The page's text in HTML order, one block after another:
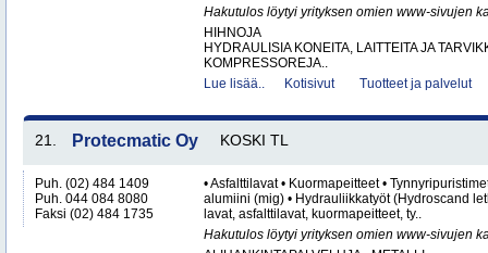
Hakutulos löytyi yrityksen omien www-sivujen
HIHNOJA
HYDRAULISIA KONEITA, LAITTEITA JA
KOMPRESSOREJA..
Lue lisää..
Kotisivut Tuotteet ja palvelut
21. Protecmatic Oy KOSKI TL
Puh. (02) 484 1409
Puh. 044 084 8080
Faksi (02) 484 1735
• Asfalttilavat • Kuormapeitteet •
alumiini (mig) • Hydrauliikkatyöt (Hydroscand
lavat, asfalttilavat, kuormapeitteet, ty..
Hakutulos löytyi yrityksen omien www-sivujen